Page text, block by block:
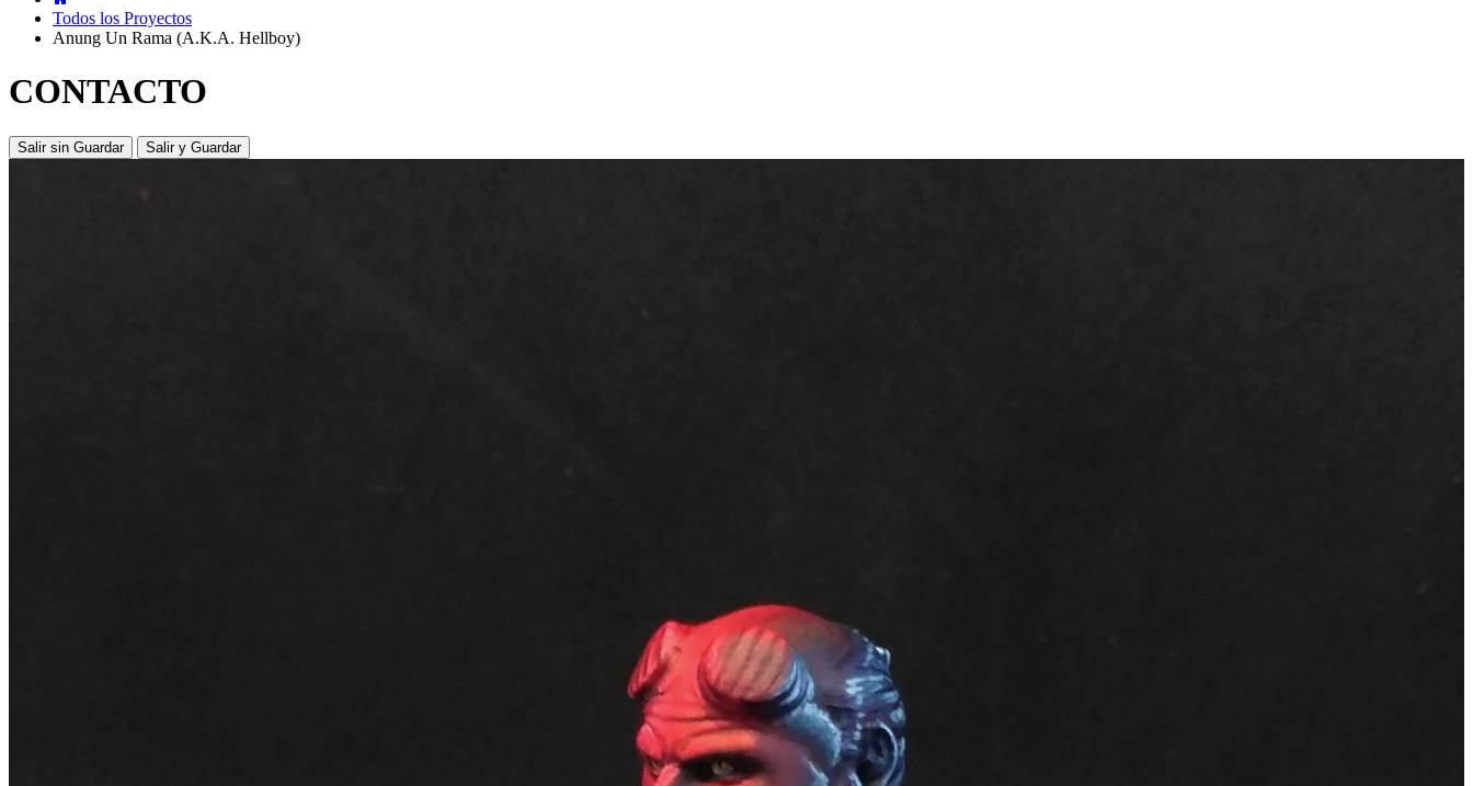
Todos los Proyectos
Anung Un Rama (A.K.A. Hellboy)
CONTACTO